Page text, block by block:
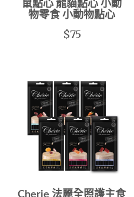
鼠點心 龍貓點心 小動
物零食 小動物點心
$75
Cherie 法麗全照護主食